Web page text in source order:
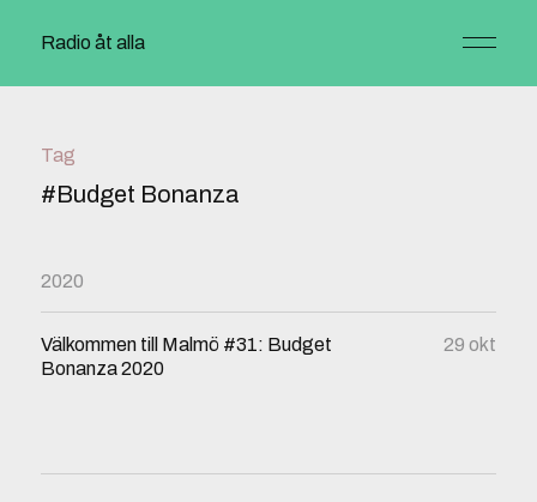
Radio åt alla
Tag
#Budget Bonanza
2020
Välkommen till Malmö #31: Budget
Bonanza 2020
29 okt